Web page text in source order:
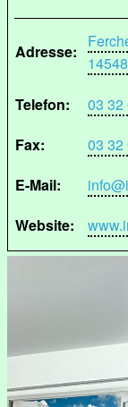
Adresse:
Telefon:
03 32
Fax:
03 32
E-Mail:
Website: